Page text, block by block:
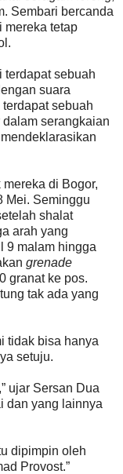
Sembari bercanda
mereka tetap
terdapat sebuah
suara
sebuah
serangkaian
di Bogor,
Mei. Seminggu
shalat
arah yang
9 malam hingga
grenade
granat ke pos.
tak ada yang
tidak bisa hanya
setuju.
ujar Sersan Dua
dan yang lainnya
dipimpin oleh
Provost.”